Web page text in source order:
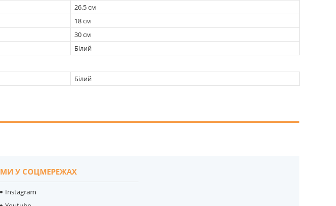
26.5 см
18 см
30 см
Білий
Білий
МИ У СОЦМЕРЕЖАХ
Instagram